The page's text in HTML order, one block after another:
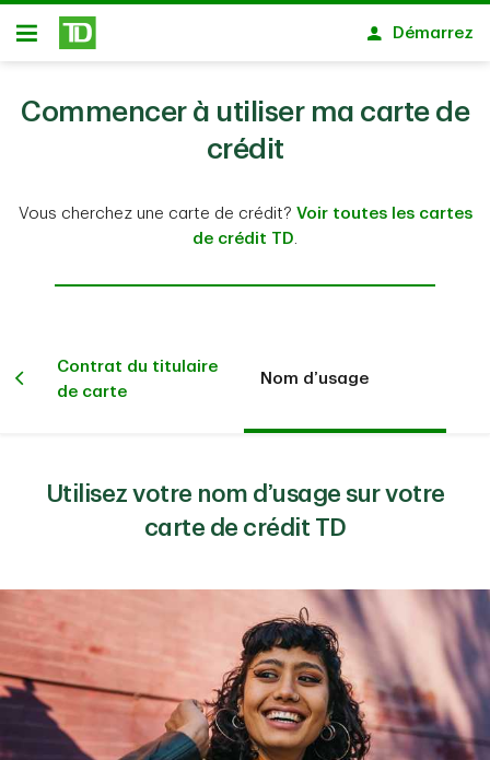
Passer au contenu principal
Ouvert
Démarrez
Commencer à utiliser ma carte de
crédit
Vous cherchez une carte de crédit? Voir toutes les cartes
de crédit TD.
Contrat du titulaire
de carte
Nom d’usage
Utilisez votre nom d’usage sur votre
carte de crédit TD